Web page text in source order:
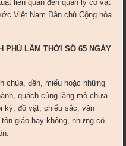
liên quan đến quản lý cố vật
Việt Nam Dân chủ Cộng hòa
PHỦ LÂM THỜI SỐ 65 NGÀY
chùa, đền, miếu hoặc những
quách cùng lăng mộ chưa
ký, đồ vật, chiểu sắc, văn
giáo hay không, nhưng có